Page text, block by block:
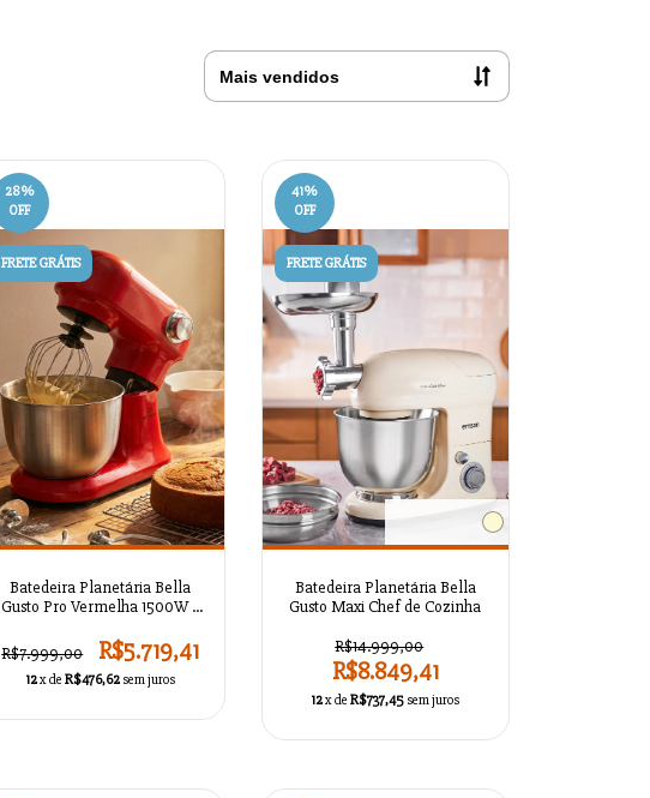
28%
OFF
FRETE GRÁTIS
Batedeira Planetária Bella
Gusto Pro Vermelha 1500W –
R$7.999,00
R$5.719,41
12x deR$476,62 sem juros
41%
OFF
FRETE GRÁTIS
Batedeira Planetária Bella
Gusto Maxi Chef de Cozinha
R$14.999,00
R$8.849,41
12x deR$737,45 sem juros